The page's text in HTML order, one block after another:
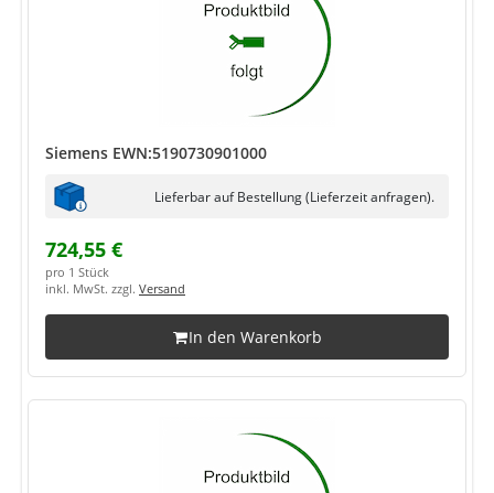
Siemens EWN:5190730901000
Lieferbar auf Bestellung (Lieferzeit anfragen).
724,55 €
pro 1 Stück
inkl. MwSt. zzgl. Versand
In den Warenkorb